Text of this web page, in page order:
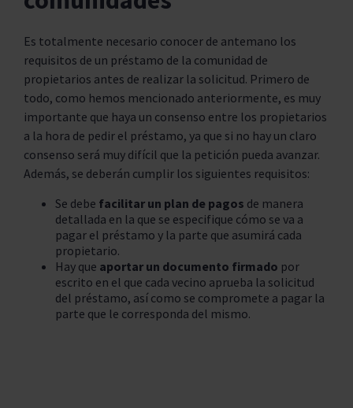
Es totalmente necesario conocer de antemano los
requisitos de un préstamo de la comunidad de
propietarios antes de realizar la solicitud. Primero de
todo, como hemos mencionado anteriormente, es muy
importante que haya un consenso entre los propietarios
a la hora de pedir el préstamo, ya que si no hay un claro
consenso será muy difícil que la petición pueda avanzar.
Además, se deberán cumplir los siguientes requisitos:
Se debe facilitar un plan de pagos de manera
detallada en la que se especifique cómo se va a
pagar el préstamo y la parte que asumirá cada
propietario.
Hay que aportar un documento firmado por
escrito en el que cada vecino aprueba la solicitud
del préstamo, así como se compromete a pagar la
parte que le corresponda del mismo.